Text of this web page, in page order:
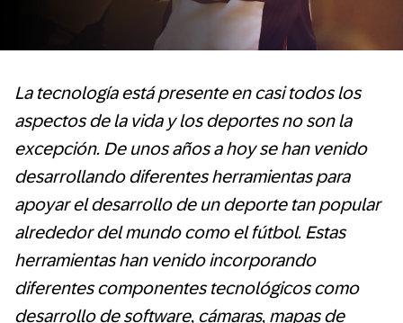
La tecnología está presente en casi todos los
aspectos de la vida y los deportes no son la
excepción. De unos años a hoy se han venido
desarrollando diferentes herramientas para
apoyar el desarrollo de un deporte tan popular
alrededor del mundo como el fútbol. Estas
herramientas han venido incorporando
diferentes componentes tecnológicos como
desarrollo de software, cámaras, mapas de